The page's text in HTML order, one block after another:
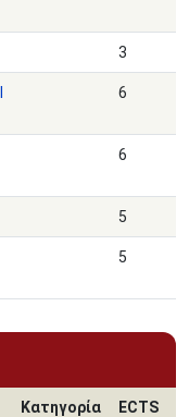
3
6
6
5
5
Κατηγορία ECTS